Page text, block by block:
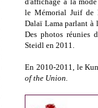
le Mémorial Juif de
Dalaï Lama parlant à
Des photos réunies
Steidl en 2011.
En 2010-2011, le
of the Union.